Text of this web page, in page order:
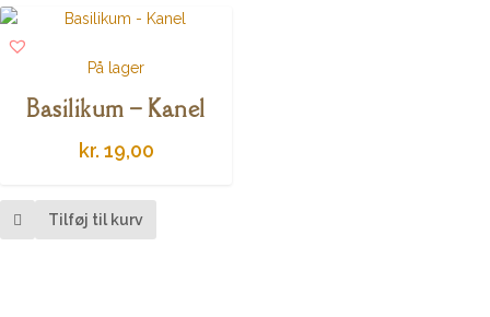
På lager
Basilikum – Kanel
kr. 19,00
Tilføj til kurv